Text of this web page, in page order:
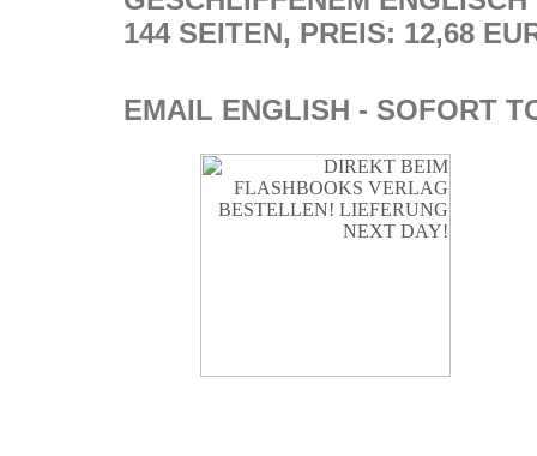
144 SEITEN, PREIS: 12,68
EMAIL ENGLISH - SOFORT